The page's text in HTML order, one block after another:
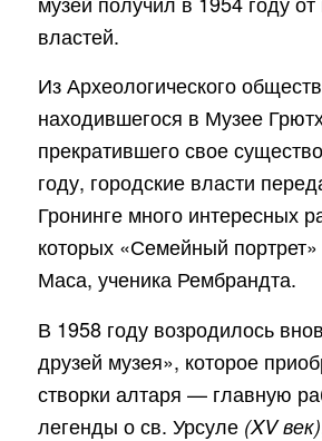
властей.
Из Археологического
находившегося в Музее
прекратившего свое
году, городские власти
Гронинге много интересных
которых «Семейный
Маса, ученика Рембрандта.
В 1958 году возродилось
друзей музея», которое
створки алтаря — главную
легенды о св. Урсуле (XV век)